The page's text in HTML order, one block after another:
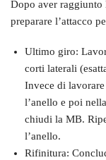
Dopo aver raggiunto
preparare l’attacco
Ultimo giro:
corti laterali
Invece di
l’anello e poi
chiudi la MB.
l’anello.
Rifinitura: